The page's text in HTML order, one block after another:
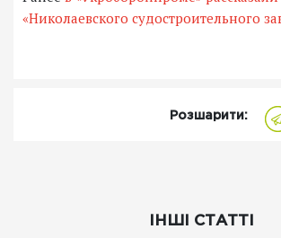
«Николаевского судостроительного
Розшарити:
ІНШІ СТАТТІ